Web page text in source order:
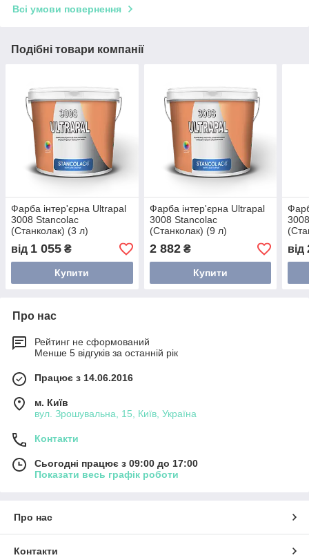
Всі умови повернення
Подібні товари компанії
Фарба інтер'єрна Ultrapal
3008 Stancolac
(Станколак) (3 л)
Безкоштовна колеровка!
від 1 055 ₴
Купити
Фарба інтер'єрна Ultrapal
3008 Stancolac
(Станколак) (9 л)
Безкоштовне колірування!
2 882₴
Купити
від
Про нас
Рейтинг не сформований
Менше 5 відгуків за останній рік
Працює з 14.06.2016
м. Київ
вул. Зрошувальна, 15, Київ, Україна
Контакти
Сьогодні працює з 09:00 до 17:00
Показати весь графік роботи
Про нас
Контакти